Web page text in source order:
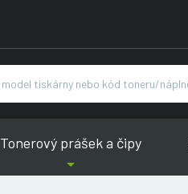
Tonerový prášek a čipy